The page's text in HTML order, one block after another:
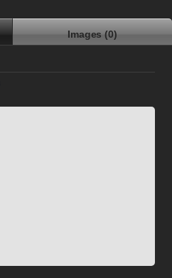
Images (0)